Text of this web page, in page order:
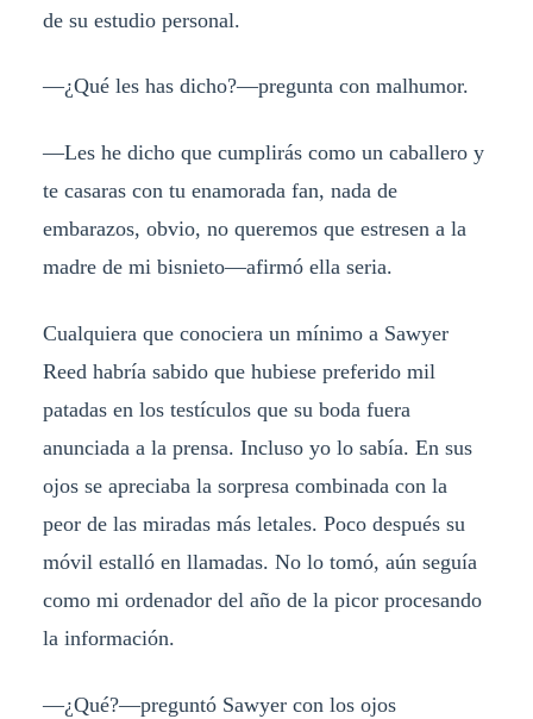
de su estudio personal.
—¿Qué les has dicho?—pregunta con malhumor.
—Les he dicho que cumplirás como un caballero y
te casaras con tu enamorada fan, nada de
embarazos, obvio, no queremos que estresen a la
madre de mi bisnieto—afirmó ella seria.
Cualquiera que conociera un mínimo a Sawyer
Reed habría sabido que hubiese preferido mil
patadas en los testículos que su boda fuera
anunciada a la prensa. Incluso yo lo sabía. En sus
ojos se apreciaba la sorpresa combinada con la
peor de las miradas más letales. Poco después su
móvil estalló en llamadas. No lo tomó, aún seguía
como mi ordenador del año de la picor procesando
la información.
—¿Qué?—preguntó Sawyer con los ojos